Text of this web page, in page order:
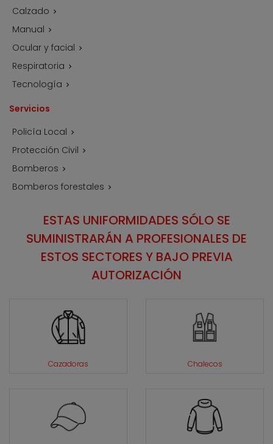
Calzado 
Manual 
Ocular y facial 
Respiratoria 
Tecnología 
Servicios
Policía Local 
Protección Civil 
Bomberos 
Bomberos forestales 
ESTAS UNIFORMIDADES SÓLO SE
SUMINISTRARÁN A PROFESIONALES DE
ESTOS SECTORES Y BAJO PREVIA
AUTORIZACIÓN
Cazadoras Chalecos